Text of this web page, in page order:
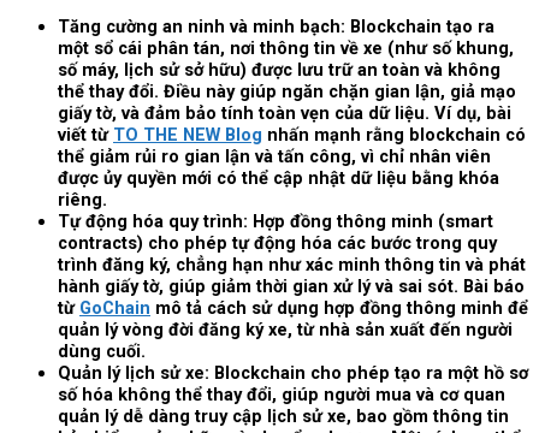
Tăng cường an ninh và minh bạch: Blockchain tạo ra
một sổ cái phân tán, nơi thông tin về xe (như số khung,
số máy, lịch sử sở hữu) được lưu trữ an toàn và không
thể thay đổi. Điều này giúp ngăn chặn gian lận, giả mạo
giấy tờ, và đảm bảo tính toàn vẹn của dữ liệu. Ví dụ, bài
viết từ TO THE NEW Blog nhấn mạnh rằng blockchain có
thể giảm rủi ro gian lận và tấn công, vì chỉ nhân viên
được ủy quyền mới có thể cập nhật dữ liệu bằng khóa
riêng.
Tự động hóa quy trình: Hợp đồng thông minh (smart
contracts) cho phép tự động hóa các bước trong quy
trình đăng ký, chẳng hạn như xác minh thông tin và phát
hành giấy tờ, giúp giảm thời gian xử lý và sai sót. Bài báo
từ GoChain mô tả cách sử dụng hợp đồng thông minh để
quản lý vòng đời đăng ký xe, từ nhà sản xuất đến người
dùng cuối.
Quản lý lịch sử xe: Blockchain cho phép tạo ra một hồ sơ
số hóa không thể thay đổi, giúp người mua và cơ quan
quản lý dễ dàng truy cập lịch sử xe, bao gồm thông tin